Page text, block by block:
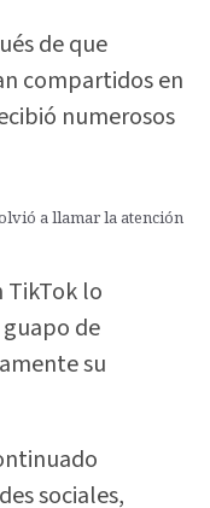
de que
compartidos en
numerosos
a llamar la atención
TikTok lo
de
su
sociales,